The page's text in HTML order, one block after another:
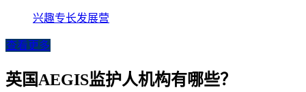
兴趣专长发展营
查看更多
英国AEGIS监护人机构有哪些？